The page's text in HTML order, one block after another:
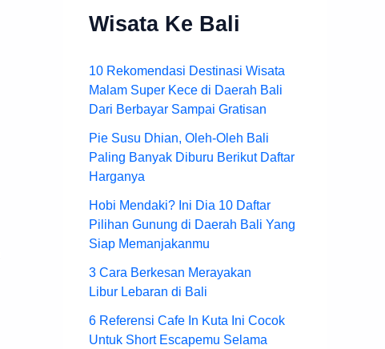
Wisata Ke Bali
10 Rekomendasi Destinasi Wisata
Malam Super Kece di Daerah Bali
Dari Berbayar Sampai Gratisan
Pie Susu Dhian, Oleh-Oleh Bali
Paling Banyak Diburu Berikut Daftar
Harganya
Hobi Mendaki? Ini Dia 10 Daftar
Pilihan Gunung di Daerah Bali Yang
Siap Memanjakanmu
3 Cara Berkesan Merayakan
Libur Lebaran di Bali
6 Referensi Cafe In Kuta Ini Cocok
Untuk Short Escapemu Selama